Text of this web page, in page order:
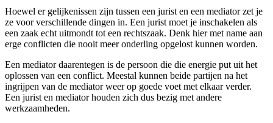
Hoewel er gelijkenissen zijn tussen een jurist en een mediator zet je
ze voor verschillende dingen in. Een jurist moet je inschakelen als
een zaak echt uitmondt tot een rechtszaak. Denk hier met name aan
erge conflicten die nooit meer onderling opgelost kunnen worden.
Een mediator daarentegen is de persoon die die energie put uit het
oplossen van een conflict. Meestal kunnen beide partijen na het
ingrijpen van de mediator weer op goede voet met elkaar verder.
Een jurist en mediator houden zich dus bezig met andere
werkzaamheden.